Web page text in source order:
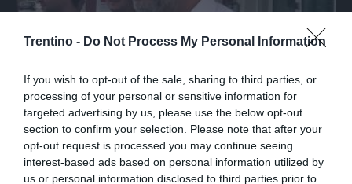
Trentino - Do Not Process My Personal Information
If you wish to opt-out of the sale, sharing to third parties, or
processing of your personal or sensitive information for
targeted advertising by us, please use the below opt-out
section to confirm your selection. Please note that after your
opt-out request is processed you may continue seeing
interest-based ads based on personal information utilized by
us or personal information disclosed to third parties prior to
Salvini: "Roggero chiede di andare avanti
su norma anti-risarcimenti"